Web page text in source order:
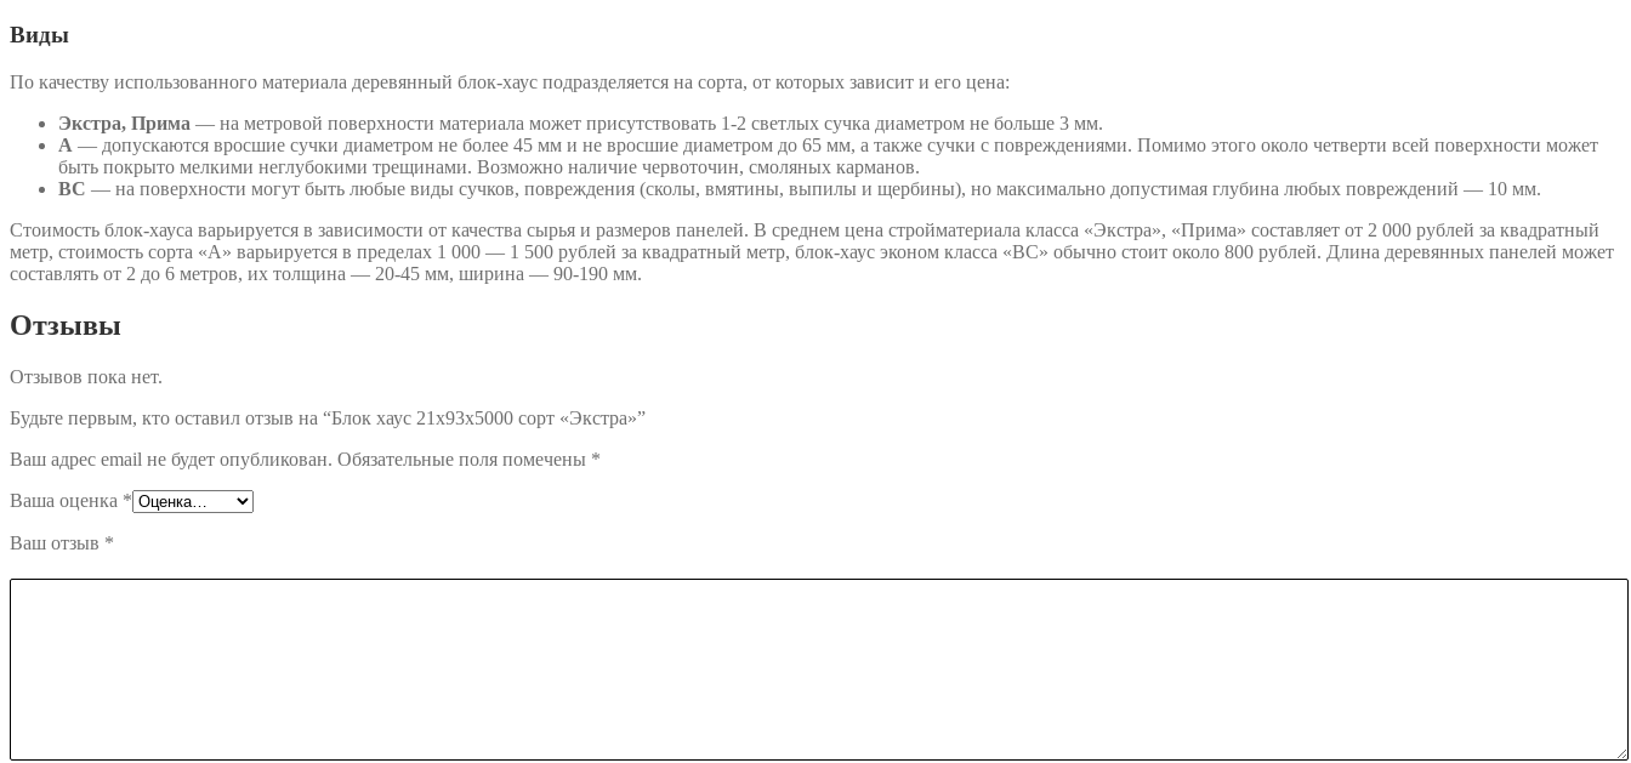
Виды
По качеству использованного материала деревянный блок-хаус подразделяется на сорта, от которых зависит и его цена:
Экстра, Прима — на метровой поверхности материала может присутствовать 1-2 светлых сучка диаметром не больше 3 мм.
А — допускаются вросшие сучки диаметром не более 45 мм и не вросшие диаметром до 65 мм, а также сучки с повреждениями. Помимо этого около четверти всей поверхности может
быть покрыто мелкими неглубокими трещинами. Возможно наличие червоточин, смоляных карманов.
ВС — на поверхности могут быть любые виды сучков, повреждения (сколы, вмятины, выпилы и щербины), но максимально допустимая глубина любых повреждений — 10 мм.
Стоимость блок-хауса варьируется в зависимости от качества сырья и размеров панелей. В среднем цена стройматериала класса «Экстра», «Прима» составляет от 2 000 рублей за квадратный
метр, стоимость сорта «А» варьируется в пределах 1 000 — 1 500 рублей за квадратный метр, блок-хаус эконом класса «ВС» обычно стоит около 800 рублей. Длина деревянных панелей может
составлять от 2 до 6 метров, их толщина — 20-45 мм, ширина — 90-190 мм.
Отзывы
Отзывов пока нет.
Будьте первым, кто оставил отзыв на “Блок хаус 21х93х5000 сорт «Экстра»”
Ваш адрес email не будет опубликован. Обязательные поля помечены *
Ваша оценка *
Ваш отзыв *